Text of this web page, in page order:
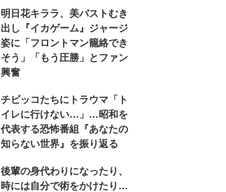
明日花キララ、美バストむき
出し『イカゲーム』ジャージ
姿に「フロントマン籠絡でき
そう」「もう圧勝」とファン
興奮
チビッコたちにトラウマ「ト
イレに行けない…」…昭和を
代表する恐怖番組『あなたの
知らない世界』を振り返る
後輩の身代わりになったり、
時には自分で術をかけたり…